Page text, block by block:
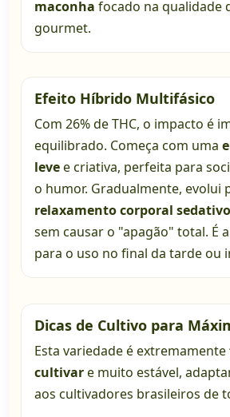
maconha focado na qualidade
gourmet.
Efeito Híbrido Multifásico
Com 26% de THC, o impacto é
equilibrado. Começa com uma
levee criativa, perfeita para
o humor. Gradualmente, evolui
relaxamento corporal sedativo
sem causar o "apagão" total. É
para o uso no final da tarde ou
Dicas de Cultivo para
Esta variedade é extremamente
cultivare muito estável,
aos cultivadores brasileiros de